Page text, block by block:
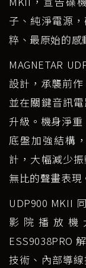
子、純淨電源
粹、最原始的感
MAGNETAR
設計，承襲前
並在關鍵音訊
升級。機身淨
底盤加強結構
計，大幅減少
無比的聲畫表現
UDP900 MKII
影院播放機
ESS9038PRO
技術、內部導